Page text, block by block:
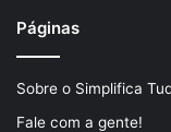
Páginas
Sobre o Simplifica
Fale com a gente!